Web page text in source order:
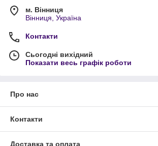
м. Вінниця
Вінниця, Україна
Контакти
Сьогодні вихідний
Показати весь графік роботи
Про нас
Контакти
Доставка та оплата